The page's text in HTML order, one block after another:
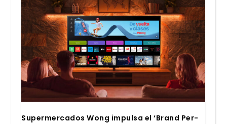
Super­mer­ca­dos Wong impul­sa el ‘Brand Per­